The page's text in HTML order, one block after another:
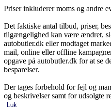
Priser inkluderer moms og andre
Det faktiske antal tilbud, priser,
tilgængelighed kan være ændret,
autobutler.dk eller modtaget
mail, online eller offline
opgave på autobutler.dk for at se
besparelser.
Der tages forbehold for fejl og
og beskrivelser samt for udsolgte
Luk